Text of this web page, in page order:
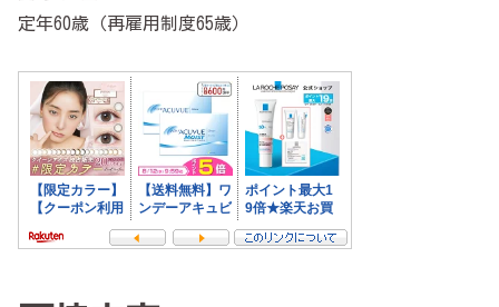
定年60歳（再雇用制度65歳）